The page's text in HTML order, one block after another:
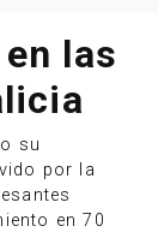
las
su
por la
en 70